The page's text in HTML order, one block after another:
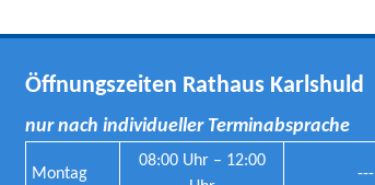
Öffnungszeiten Rathaus Karlshuld
nur nach individueller Terminabsprache
Montag
08:00 Uhr – 12:00
---